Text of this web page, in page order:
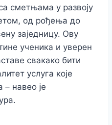
сметњама у развоју
од рођења до
заједницу. Ову
ученика и уверен
свакако бити
услуга које
навео је